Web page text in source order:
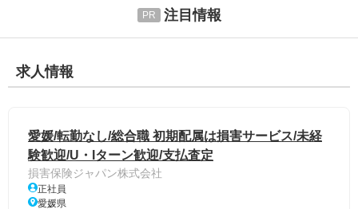
注目情報
求人情報
愛媛/転勤なし/総合職 初期配属は損害サービス/未経
験歓迎/U・Iターン歓迎/支払査定
損害保険ジャパン株式会社
正社員
愛媛県